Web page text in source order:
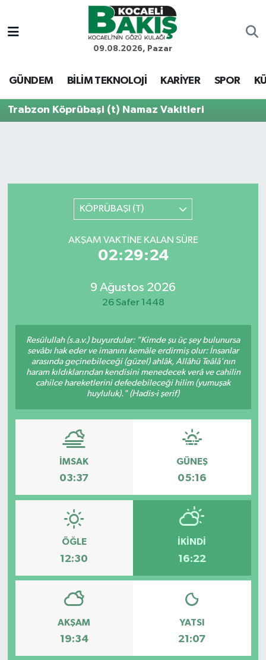
09.08.2026, Pazar
GÜNDEM BİLİM TEKNOLOJİ KARİYER SPOR
Trabzon Köprübaşi (t) Namaz Vakitleri
KÖPRÜBAŞI (T)
AKŞAM VAKTINE KALAN SÜRE
02:29:24
9 Ağustos 2026
26 Safer 1448
Resûlullah (s.a.v.) buyurdular: "Kimde şu üç şey bulunursa
sevâbı hak eder ve imanını kemâle erdirmiş olur: İnsanlar
arasında geçinebileceği (güzel) ahlâk, Allâhü Teâlâ'nın
haram kıldıklarından kendisini menedecek verâ ve cahilin
cahilce hareketlerini defedebileceği hilim (yumuşak
huyluluk)." (Hadis-i şerif)
İMSAK
03:37
GÜNEŞ
05:16
ÖĞLE
12:30
İKINDI
16:22
AKŞAM
19:34
YATSI
21:07
Kocaeli Nöbetçi Eczaneler
Kocaeli Hava Durumu
Kocaeli Trafik Yoğunluk Haritası
Son Dakika Haberleri